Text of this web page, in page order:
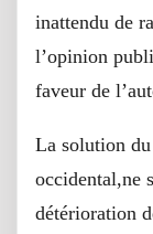
inattendu de
l’opinion
faveur de
La solution
occidental,ne
détérioration